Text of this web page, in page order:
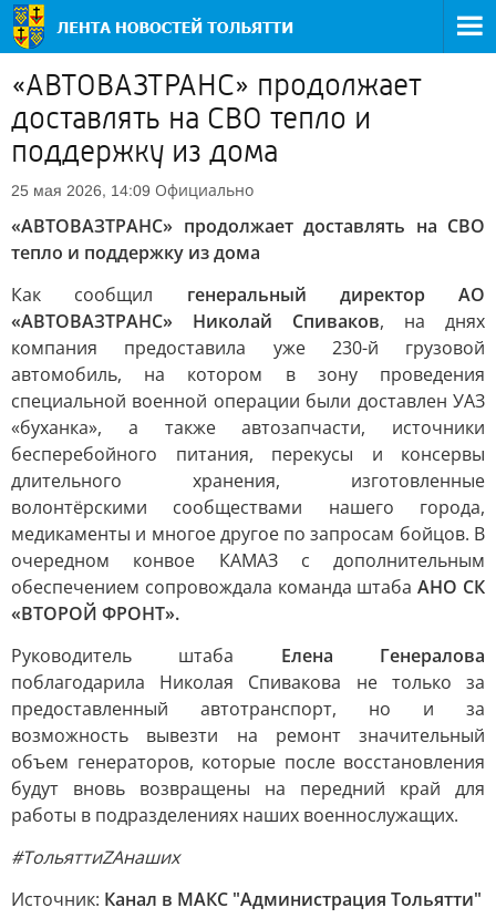
«АВТОВАЗТРАНС» продолжает
доставлять на СВО тепло и
поддержку из дома
25 мая 2026, 14:09 Официально
«АВТОВАЗТРАНС» продолжает доставлять на СВО
тепло и поддержку из дома
Как сообщил генеральный директор АО
«АВТОВАЗТРАНС» Николай Спиваков, на днях
компания предоставила уже 230-й грузовой
автомобиль, на котором в зону проведения
специальной военной операции были доставлен УАЗ
«буханка», а также автозапчасти, источники
бесперебойного питания, перекусы и консервы
длительного хранения, изготовленные
волонтёрскими сообществами нашего города,
медикаменты и многое другое по запросам бойцов. В
очередном конвое КАМАЗ с дополнительным
обеспечением сопровождала команда штабаАНО СК
«ВТОРОЙ ФРОНТ».
Руководитель штаба Елена Генералова
поблагодарила Николая Спивакова не только за
предоставленный автотранспорт, но и за
возможность вывезти на ремонт значительный
объем генераторов, которые после восстановления
будут вновь возвращены на передний край для
работы в подразделениях наших военнослужащих.
#ТольяттиZAнаших
Источник: Канал в МАКС "Администрация Тольятти"